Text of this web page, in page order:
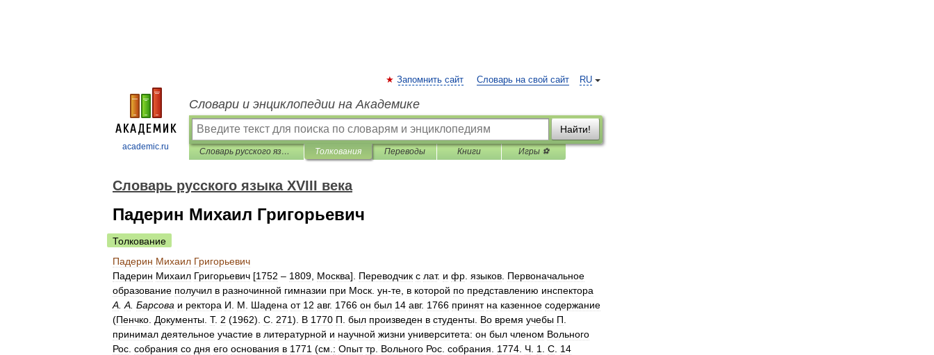
academic.ru
RU
Запомнить сайт Словарь на свой сайт
Словари и энциклопедии на Академике
Найти!
Словарь русского языка XVIII века Толкования Переводы Книги Игры ⚽
Словарь русского языка XVIII века
Падерин Михаил Григорьевич
Толкование
Падерин Михаил Григорьевич
Падерин Михаил Григорьевич [1752 – 1809 Москва]. Переводчик с лат. и фр языков Первоначальное
образование получил в разночинной гимназии при Моск ун-те в которой по представлению инспектора
А А Барсова и ректора И М Шадена от 12 авг. 1766 он был 14 авг. 1766 принят на казенное содержание
(Пенчко Документы Т. 2 (1962). С 271). В 1770 П был произведен в студенты Во время учебы П
принимал деятельное участие в литературной и научной жизни университета: он был членом Вольного
Рос собрания со дня его основания в 1771 (см : Опыт тр Вольного Рос собрания 1774 Ч 1 С 14